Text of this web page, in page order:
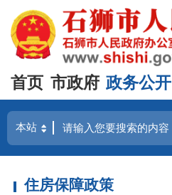
首页 市政府 政务公开
住房保障政策